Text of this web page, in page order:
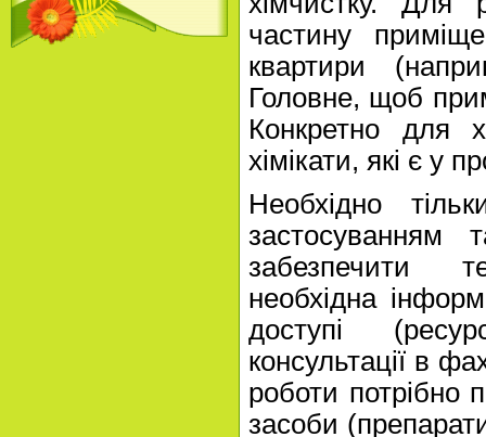
частину
квартири
Головне, щоб
Конкретно для
хімікати, які є у
Необхідно
застосуванням
забезпечити
необхідна
доступі
консультації в
роботи потрібно
засоби